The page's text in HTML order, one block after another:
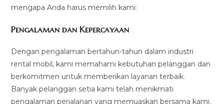
mengapa Anda harus memilih kami:
Pengalaman dan Kepercayaan
Dengan pengalaman bertahun-tahun dalam industri
rental mobil, kami memahami kebutuhan pelanggan dan
berkomitmen untuk memberikan layanan terbaik.
Banyak pelanggan setia kami telah menikmati
pengalaman perjalanan yang memuaskan bersama kami.